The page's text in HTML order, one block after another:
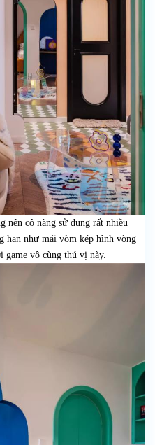
nên cô nàng sử dụng rất nhiều
hạn như mái vòm kép hình vòng
game vô cùng thú vị này.